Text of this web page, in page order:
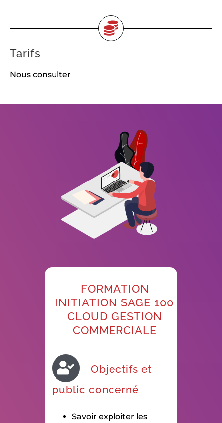
Tarifs
Nous consulter
FORMATION
INITIATION SAGE 100
CLOUD GESTION
COMMERCIALE
Objectifs et
public concerné
Savoir exploiter les